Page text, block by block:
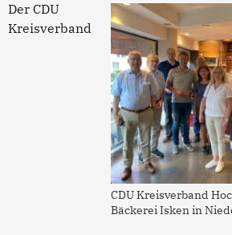
CDU Kreisverband
Bäckerei Isken in
Der CDU
Kreisverband